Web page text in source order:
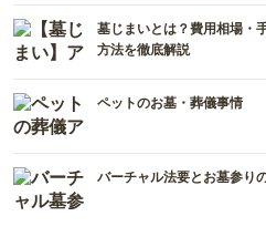
愛媛県
高知県
長崎県
鹿児島県
墓じまいとは？費用相場・
方法を徹底解説
ペットのお墓・葬儀事情
バーチャル法要とお墓参り